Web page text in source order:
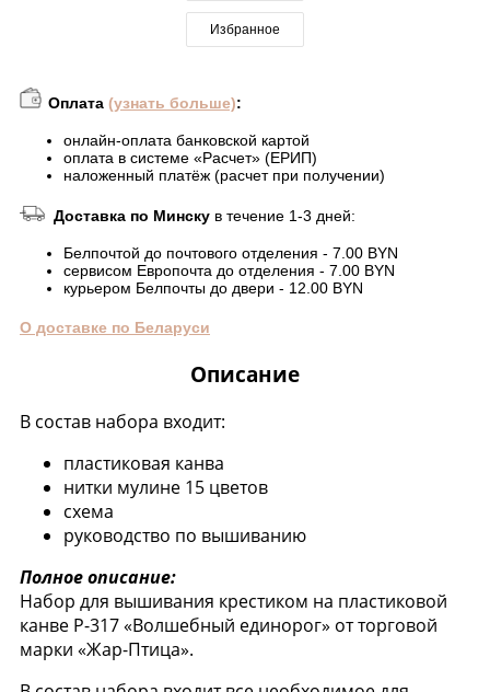
Избранное
Оплата (узнать больше):
онлайн-оплата банковской картой
оплата в системе «Расчет» (ЕРИП)
наложенный платёж (расчет при получении)
Доставка по Минску в течение 1-3 дней:
Белпочтой до почтового отделения - 7.00 BYN
сервисом Европочта до отделения - 7.00 BYN
курьером Белпочты до двери - 12.00 BYN
О доставке по Беларуси
Описание
В состав набора входит:
пластиковая канва
нитки мулине 15 цветов
схема
руководство по вышиванию
Полное описание:
Набор для вышивания крестиком на пластиковой
канве Р-317 «Волшебный единорог» от торговой
марки «Жар-Птица».